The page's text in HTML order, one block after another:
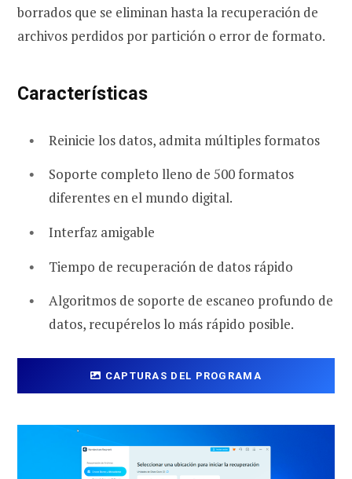
borrados que se eliminan hasta la recuperación de
archivos perdidos por partición o error de formato.
Características
Reinicie los datos, admita múltiples formatos
Soporte completo lleno de 500 formatos
diferentes en el mundo digital.
Interfaz amigable
Tiempo de recuperación de datos rápido
Algoritmos de soporte de escaneo profundo de
datos, recupérelos lo más rápido posible.
CAPTURAS DEL PROGRAMA